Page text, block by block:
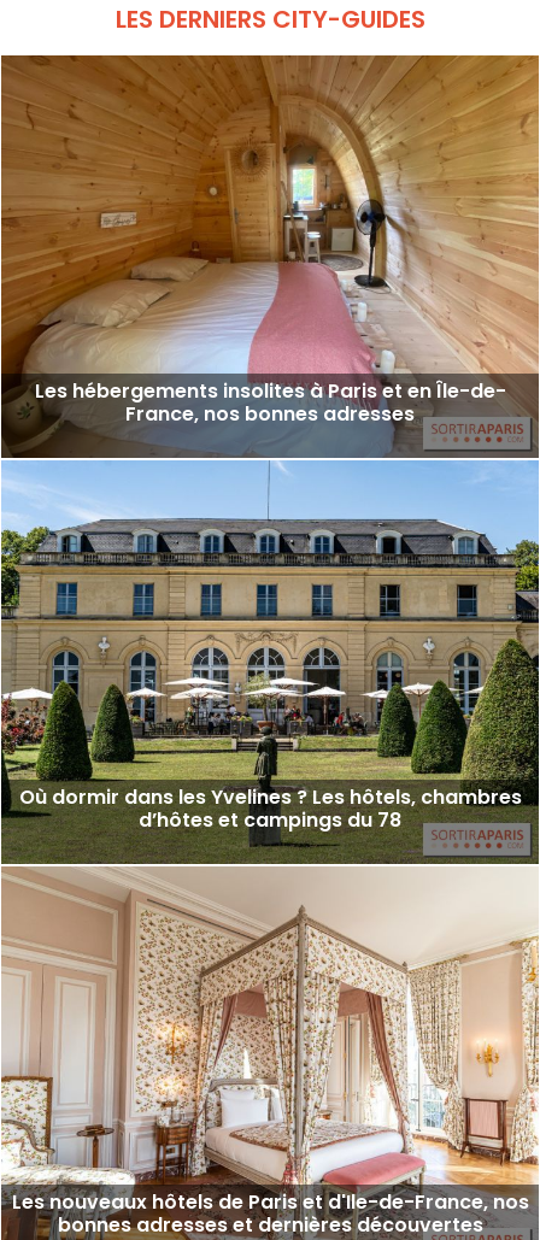
LES DERNIERS CITY-GUIDES
Les hébergements insolites à Paris et en Île-de-
France, nos bonnes adresses
Où dormir dans les Yvelines ? Les hôtels, chambres
d’hôtes et campings du 78
Les nouveaux hôtels de Paris et d'Ile-de-France, nos
bonnes adresses et dernières découvertes